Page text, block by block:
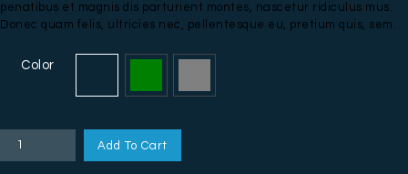
penatibus et magnis dis parturient montes, nascetur ridiculus mus.
Donec quam felis, ultricies nec, pellentesque eu, pretium quis, sem.
Color
Zen
Add To Cart